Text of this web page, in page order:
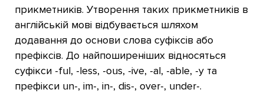
прикметників. Утворення таких прикметників в
англійській мові відбувається шляхом
додавання до основи слова суфіксів або
префіксів. До найпоширеніших відносяться
суфікси -ful, -less, -ous, -ive, -al, -able, -y та
префікси un-, im-, in-, dis-, over-, under-.